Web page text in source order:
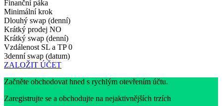
Finanční páka
Minimální krok
Dlouhý swap (denní)
Krátký prodej NO
Krátký swap (denní)
Vzdálenost SL a TP 0
3denní swap (datum)
ZALOŽIT ÚČET
Začněte obchodovat hned s rychlým otevřením účtu.
Zaregistrujte se a obchodujte na nejaktivnějších trzích